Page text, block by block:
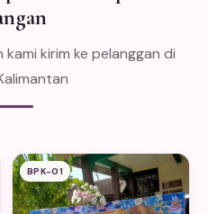
kirim ke pelanggan di
BPK-01